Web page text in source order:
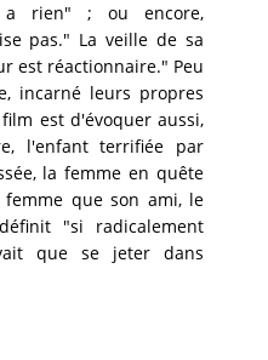
rien" ; ou encore,
pas." La veille de sa
est réactionnaire." Peu
incarné leurs propres
est d'évoquer aussi,
l'enfant terrifiée par
la femme en quête
que son ami, le
"si radicalement
que se jeter dans